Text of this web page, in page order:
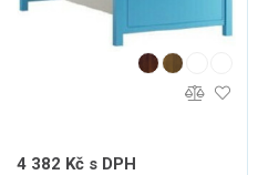
4 382 Kč s DPH